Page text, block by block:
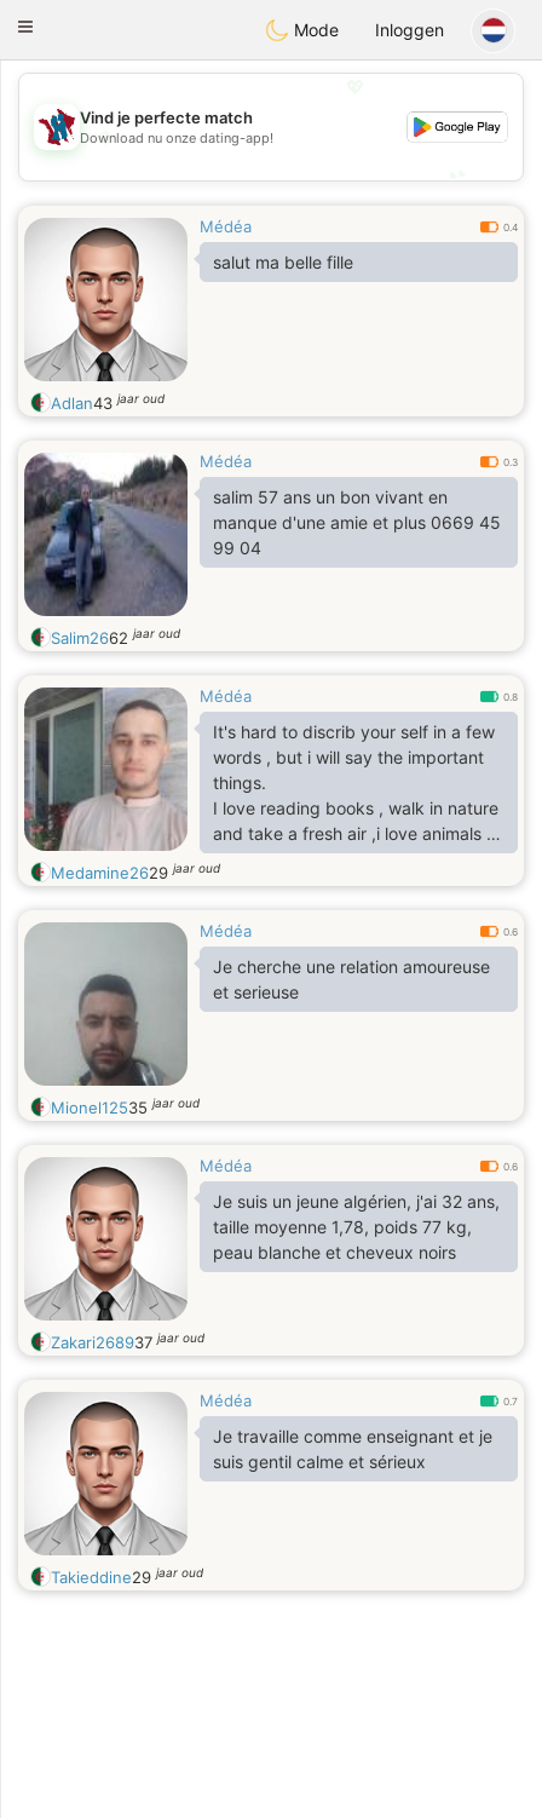
Taimerais
Toggle
Mode Inloggen
💖
💕
Vind je perfecte match
Download nu onze dating-app!
Médéa 0.4
salut ma belle fille
Adlan43jaar oud
Médéa 0.3
salim 57 ans un bon vivant en
manque d'une amie et plus 0669 45
99 04
Salim2662jaar oud
Médéa 0.8
It's hard to discrib your self in a few
words , but i will say the important
things.
I love reading books , walk in nature
and take a fresh air ,i love animals , i
like to discover a new places and a
new cultures and learning new
Now i'm learning deutch language
????????.
I’m very social and open minded
person.
Medamine2629jaar oud
Médéa 0.6
Je cherche une relation amoureuse
et serieuse
Mionel12535jaar oud
Médéa 0.6
Je suis un jeune algérien, j'ai 32 ans,
taille moyenne 1,78, poids 77 kg,
peau blanche et cheveux noirs
Zakari268937jaar oud
Médéa 0.7
Je travaille comme enseignant et je
suis gentil calme et sérieux
Takieddine29jaar oud